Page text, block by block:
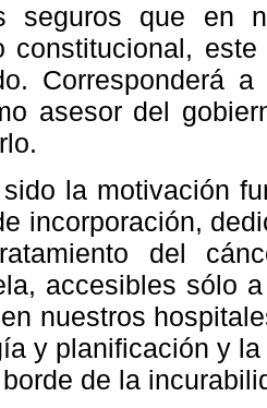
seguros que en
constitucional,
Corresponderá
asesor del
la motivación
incorporación,
del
accesibles sólo
nuestros
y planificación y
de la